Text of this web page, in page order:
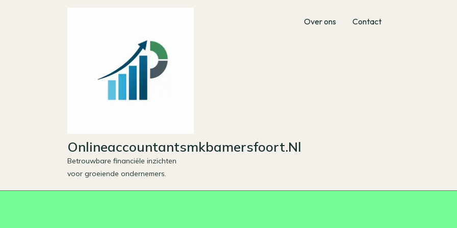
Onlineaccountantsmkbamersfoort.nl
Betrouwbare financiële inzichten
voor groeiende ondernemers.
Over ons Contact